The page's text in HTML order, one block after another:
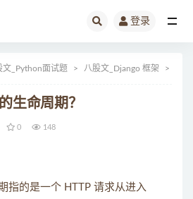
登录
文_Python面试题 八股文_Django 框架
生命周期？
0 148
指的是一个 HTTP 请求从进入